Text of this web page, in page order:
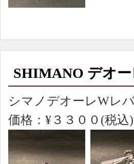
SHIMANO デオ
シマノデオーレWレ
価格：¥３３００(税込)